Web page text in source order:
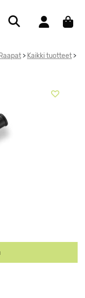
Raapat > Kaikki tuotteet >